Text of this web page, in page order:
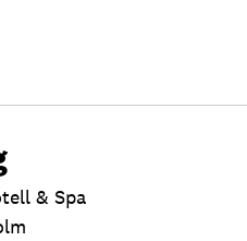
& Spa